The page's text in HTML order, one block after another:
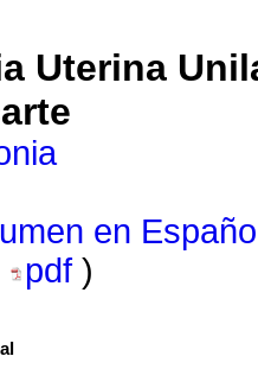
Uterina
en
pdf )